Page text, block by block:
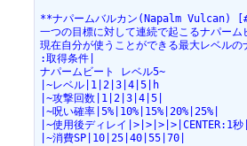
**ナパームバルカン(Napalm Vulcan)
一つの目標に対して連続で起こるナパー
現在自分が使うことができる最大レベル
:取得条件|
ナパームビート レベル5~
|~レベル|1|2|3|4|5|h
|~攻撃回数|1|2|3|4|5|
|~呪い確率|5%|10%|15%|20%|25%|
|~使用後ディレイ|>|>|>|>|CENTER:1秒|
|~消費SP|10|25|40|55|70|